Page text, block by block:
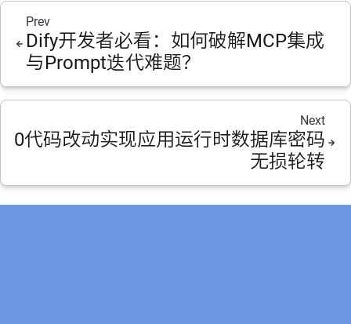
Prev
Dify开发者必看：如何破解MCP集成
与Prompt迭代难题？
Next
0代码改动实现应用运行时数据库密码
无损轮转